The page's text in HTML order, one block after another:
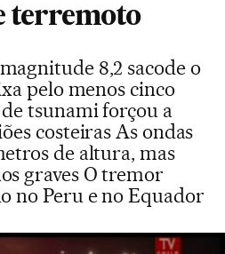
terremoto
8,2 sacode o
pelo menos cinco
tsunami forçou a
costeiras As ondas
de altura, mas
graves O tremor
no Peru e no Equador